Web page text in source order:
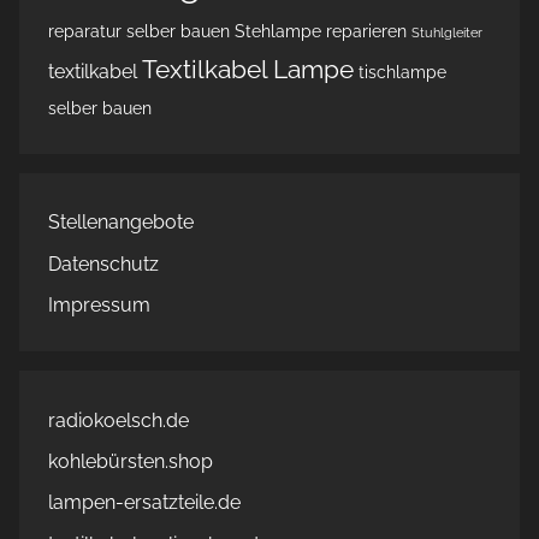
reparatur selber bauen Stehlampe reparieren Stuhlgleiter
textilkabel Textilkabel Lampe tischlampe
selber bauen
Stellenangebote
Datenschutz
Impressum
radiokoelsch.de
kohlebürsten.shop
lampen-ersatzteile.de